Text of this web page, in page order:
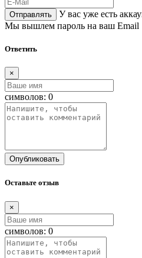
Отправлять У вас уже есть
Мы вышлем пароль на ваш Email
Ответить
×
символов: 0
Опубликовать
Оставьте отзыв
×
символов: 0